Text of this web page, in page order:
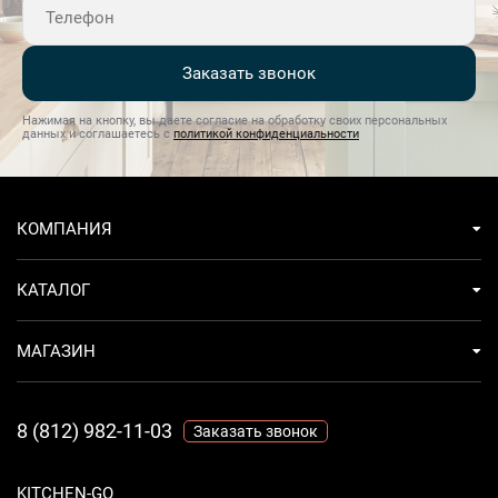
Заказать звонок
Нажимая на кнопку, вы даете согласие на обработку своих персональных
данных и соглашаетесь с политикой конфиденциальности
KITCHEN-GO
КОМПАНИЯ
КАТАЛОГ
МАГАЗИН
8 (812) 982-11-03 Заказать звонок